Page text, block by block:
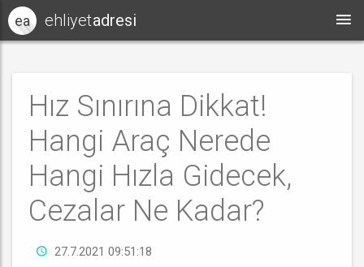
ea ehliyetadresi
Hız Sınırına Dikkat!
Hangi Araç Nerede
Hangi Hızla Gidecek,
Cezalar Ne Kadar?
27.7.2021 09:51:18